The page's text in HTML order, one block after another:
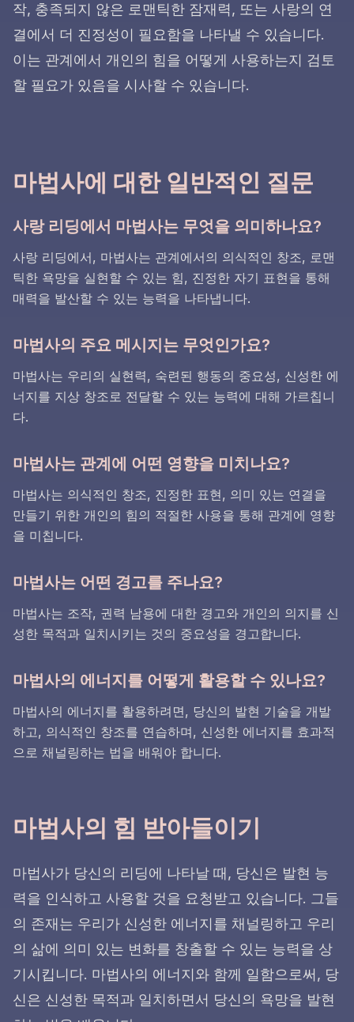
작, 충족되지 않은 로맨틱한 잠재력, 또는 사랑의 연
결에서 더 진정성이 필요함을 나타낼 수 있습니다.
이는 관계에서 개인의 힘을 어떻게 사용하는지 검토
할 필요가 있음을 시사할 수 있습니다.
마법사에 대한 일반적인 질문
사랑 리딩에서 마법사는 무엇을 의미하나요?
사랑 리딩에서, 마법사는 관계에서의 의식적인 창조, 로맨
틱한 욕망을 실현할 수 있는 힘, 진정한 자기 표현을 통해
매력을 발산할 수 있는 능력을 나타냅니다.
마법사의 주요 메시지는 무엇인가요?
마법사는 우리의 실현력, 숙련된 행동의 중요성, 신성한 에
너지를 지상 창조로 전달할 수 있는 능력에 대해 가르칩니
다.
마법사는 관계에 어떤 영향을 미치나요?
마법사는 의식적인 창조, 진정한 표현, 의미 있는 연결을
만들기 위한 개인의 힘의 적절한 사용을 통해 관계에 영향
을 미칩니다.
마법사는 어떤 경고를 주나요?
마법사는 조작, 권력 남용에 대한 경고와 개인의 의지를 신
성한 목적과 일치시키는 것의 중요성을 경고합니다.
마법사의 에너지를 어떻게 활용할 수 있나요?
마법사의 에너지를 활용하려면, 당신의 발현 기술을 개발
하고, 의식적인 창조를 연습하며, 신성한 에너지를 효과적
으로 채널링하는 법을 배워야 합니다.
마법사의 힘 받아들이기
마법사가 당신의 리딩에 나타날 때, 당신은 발현 능
력을 인식하고 사용할 것을 요청받고 있습니다. 그들
의 존재는 우리가 신성한 에너지를 채널링하고 우리
의 삶에 의미 있는 변화를 창출할 수 있는 능력을 상
기시킵니다. 마법사의 에너지와 함께 일함으로써, 당
신은 신성한 목적과 일치하면서 당신의 욕망을 발현